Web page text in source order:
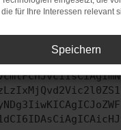
versucht hast,
die für Ihre Interessen relevant
Speichern